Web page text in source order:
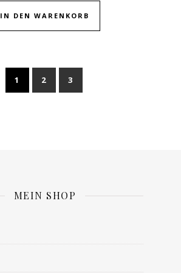
IN DEN WARENKORB
1 2 3
MEIN SHOP